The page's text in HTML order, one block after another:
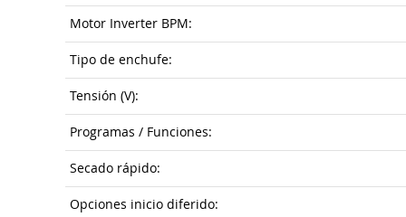
Motor Inverter BPM:
Tipo de enchufe:
Tensión (V):
Programas / Funciones:
Secado rápido:
Opciones inicio diferido: